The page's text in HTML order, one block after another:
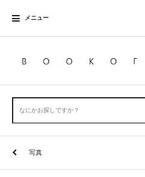
メニュー
写真